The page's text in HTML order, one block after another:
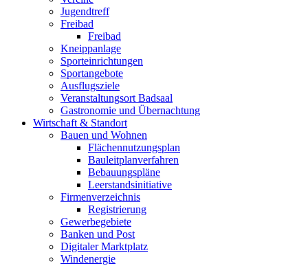
Jugendtreff
Freibad
Freibad
Kneippanlage
Sporteinrichtungen
Sportangebote
Ausflugsziele
Veranstaltungsort Badsaal
Gastronomie und Übernachtung
Wirtschaft & Standort
Bauen und Wohnen
Flächennutzungsplan
Bauleitplanverfahren
Bebauungspläne
Leerstandsinitiative
Firmenverzeichnis
Registrierung
Gewerbegebiete
Banken und Post
Digitaler Marktplatz
Windenergie